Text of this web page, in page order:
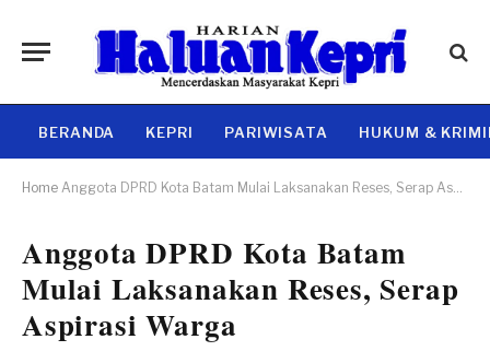
BERANDA KEPRI PARIWISATA HUKUM &
Home Anggota DPRD Kota Batam Mulai Laksanakan Reses, Serap Aspirasi Warga
Anggota DPRD Kota Batam
Mulai Laksanakan Reses, Serap
Aspirasi Warga